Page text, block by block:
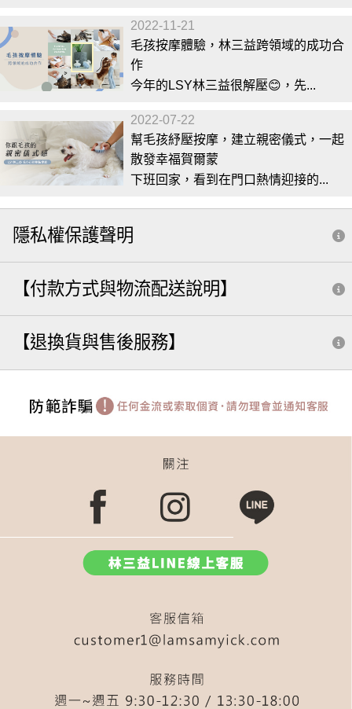
2022-11-21
毛孩按摩體驗，林三益跨領域的成功合
作
今年的LSY林三益很解壓😊，先...
2022-07-22
幫毛孩紓壓按摩，建立親密儀式，一起
散發幸福賀爾蒙
下班回家，看到在門口熱情迎接的...
隱私權保護聲明
【付款方式與物流配送說明】
【退換貨與售後服務】